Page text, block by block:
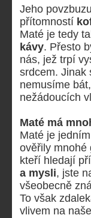
Jeho
přítomností
Maté je tedy
kávy. Přesto
nás, jež trpí
srdcem. Jinak
nemusíme
nežádoucích
Maté má
Maté je
ověřily mnohé
kteří hledají
a mysli, jste
všeobecně
To však
vlivem na